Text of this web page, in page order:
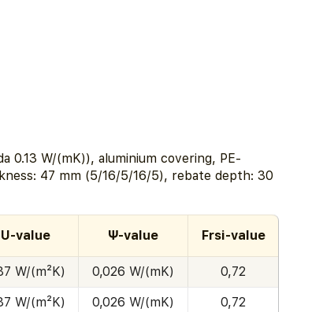
0.13 W/(mK)), aluminium covering, PE-
47 mm (5/16/5/16/5), rebate depth: 30
U-value Ψ-value Frsi-value
W/(m²K) 0,026 W/(mK) 0,72
W/(m²K) 0,026 W/(mK) 0,72